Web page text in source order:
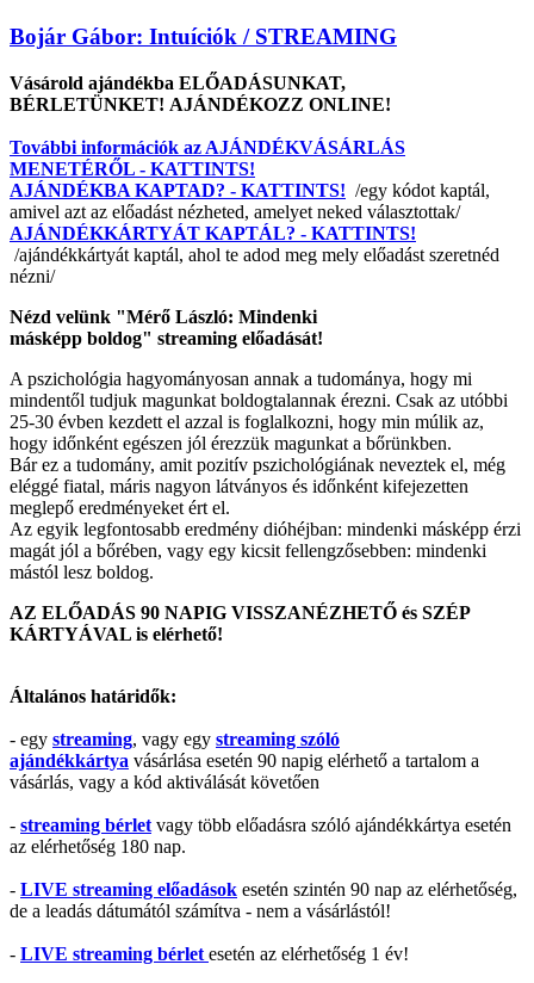
Bojár Gábor: Intuíciók / STREAMING
Vásárold ajándékba ELŐADÁSUNKAT,
BÉRLETÜNKET! AJÁNDÉKOZZ ONLINE!
További információk az AJÁNDÉKVÁSÁRLÁS
MENETÉRŐL - KATTINTS!
AJÁNDÉKBA KAPTAD? - KATTINTS! /egy kódot kaptál,
amivel azt az előadást nézheted, amelyet neked választottak/
AJÁNDÉKKÁRTYÁT KAPTÁL? - KATTINTS!
/ajándékkártyát kaptál, ahol te adod meg mely előadást szeretnéd
nézni/
Nézd velünk "Mérő László: Mindenki
másképp boldog" streaming előadását!
A pszichológia hagyományosan annak a tudománya, hogy mi
mindentől tudjuk magunkat boldogtalannak érezni. Csak az utóbbi
25-30 évben kezdett el azzal is foglalkozni, hogy min múlik az,
hogy időnként egészen jól érezzük magunkat a bőrünkben.
Bár ez a tudomány, amit pozitív pszichológiának neveztek el, még
eléggé fiatal, máris nagyon látványos és időnként kifejezetten
meglepő eredményeket ért el.
Az egyik legfontosabb eredmény dióhéjban: mindenki másképp érzi
magát jól a bőrében, vagy egy kicsit fellengzősebben: mindenki
mástól lesz boldog.
AZ ELŐADÁS 90 NAPIG VISSZANÉZHETŐ és SZÉP
KÁRTYÁVAL is elérhető!
Általános határidők:
- egy streaming, vagy egy streaming szóló
ajándékkártya vásárlása esetén 90 napig elérhető a tartalom a
vásárlás, vagy a kód aktiválását követően
- streaming bérlet vagy több előadásra szóló ajándékkártya esetén
az elérhetőség 180 nap.
- LIVE streaming előadások esetén szintén 90 nap az elérhetőség,
de a leadás dátumától számítva - nem a vásárlástól!
- LIVE streaming bérlet esetén az elérhetőség 1 év!